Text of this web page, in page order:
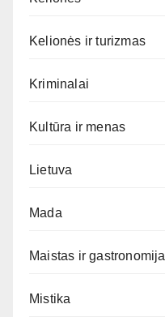
Kelionės ir turizmas
Kriminalai
Kultūra ir menas
Lietuva
Mada
Maistas ir gastronomija
Mistika